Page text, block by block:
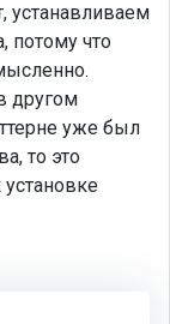
устанавливаем
потому что
другом
уже был
то это